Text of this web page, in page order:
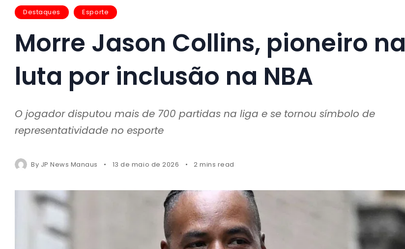
Destaques Esporte
Morre Jason Collins, pioneiro na
luta por inclusão na NBA
O jogador disputou mais de 700 partidas na liga e se tornou símbolo de
representatividade no esporte
By JP News Manaus 13 de maio de 2026 2 mins read